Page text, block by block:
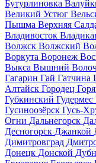
Бутурлиновка
Великий Устюг
Пышма Верхняя
Владивосток
Волжск Волжский
Воркута Воронеж
Выкса Вышний
Гагарин Гай Гатчина
Алтайск Городец
Губкинский Гудермес
Гусиноозёрск Гусь-
Огни Дальнегорск
Десногорск Джанкой
Димитровград
Донецк Донской